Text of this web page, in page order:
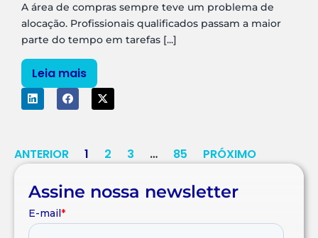
A área de compras sempre teve um problema de
alocação. Profissionais qualificados passam a maior
parte do tempo em tarefas [...]
Leia mais
ANTERIOR 1 2 3 … 85 PRÓXIMO
Assine nossa newsletter